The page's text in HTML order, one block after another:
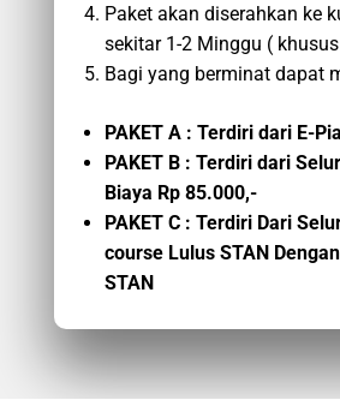
Paket akan diserahkan ke
sekitar 1-2 Minggu (
Bagi yang berminat dapat
PAKET A : Terdiri dari E-
PAKET B : Terdiri dari
Biaya Rp 85.000,-
PAKET C : Terdiri Dari
course Lulus STAN
STAN